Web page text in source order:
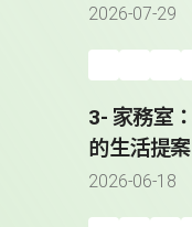
2026-07-29
3- 家務室
的生活提案
2026-06-18